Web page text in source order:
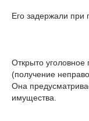
Его задержали при
Открыто уголовное
(получение
Она
имущества.